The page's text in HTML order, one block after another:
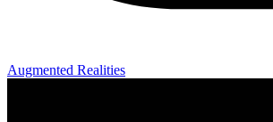
Augmented Realities